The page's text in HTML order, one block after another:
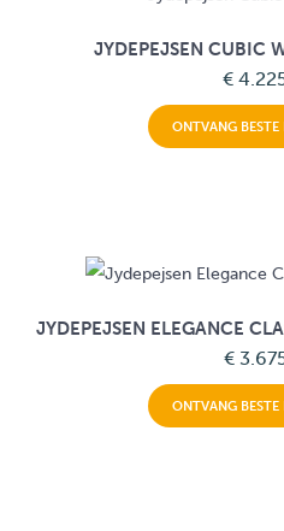
JYDEPEJSEN CUBIC
€
ONTVANG BESTE
JYDEPEJSEN ELEGANCE
€
ONTVANG BESTE